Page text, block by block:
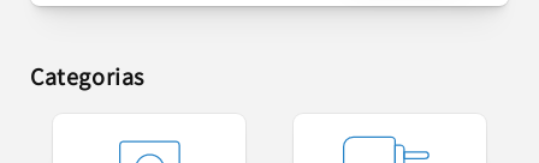
Categorias